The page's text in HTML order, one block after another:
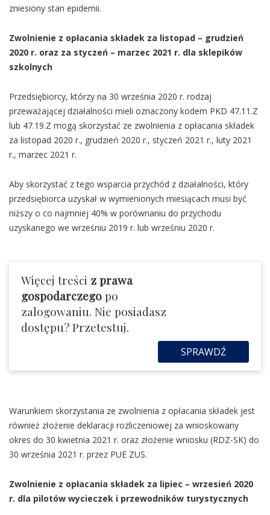
zniesiony stan epidemii.
Zwolnienie z opłacania składek za listopad – grudzień
2020 r. oraz za styczeń – marzec 2021 r. dla sklepików
szkolnych
Przedsiębiorcy, którzy na 30 września 2020 r. rodzaj
przeważającej działalności mieli oznaczony kodem PKD 47.11.Z
lub 47.19.Z mogą skorzystać ze zwolnienia z opłacania składek
za listopad 2020 r., grudzień 2020 r., styczeń 2021 r., luty 2021
r., marzec 2021 r.
Aby skorzystać z tego wsparcia przychód z działalności, który
przedsiębiorca uzyskał w wymienionych miesiącach musi być
niższy o co najmniej 40% w porównaniu do przychodu
uzyskanego we wrześniu 2019 r. lub wrześniu 2020 r.
Więcej treści z prawa
gospodarczegopo
zalogowaniu. Nie posiadasz
dostępu? Przetestuj.
SPRAWDŹ
Warunkiem skorzystania ze zwolnienia z opłacania składek jest
również złożenie deklaracji rozliczeniowej za wnioskowany
okres do 30 kwietnia 2021 r. oraz złożenie wniosku (RDZ-SK) do
30 września 2021 r. przez PUE ZUS.
Zwolnienie z opłacania składek za lipiec – wrzesień 2020
r. dla pilotów wycieczek i przewodników turystycznych